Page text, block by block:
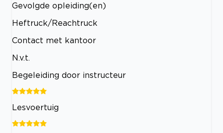
Gevolgde opleiding(en)
Heftruck/Reachtruck
Contact met kantoor
N.v.t.
Begeleiding door instructeur
Lesvoertuig